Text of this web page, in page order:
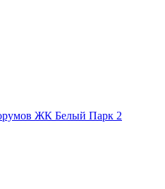
ЖК Белый Парк 2